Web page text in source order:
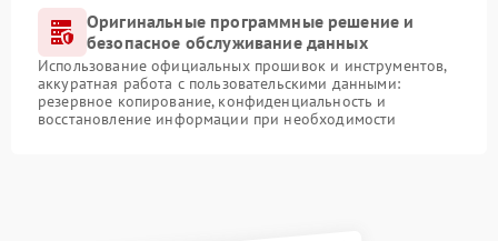
Оригинальные программные решение и
безопасное обслуживание данных
Использование официальных прошивок и инструментов,
аккуратная работа с пользовательскими данными:
резервное копирование, конфиденциальность и
восстановление информации при необходимости